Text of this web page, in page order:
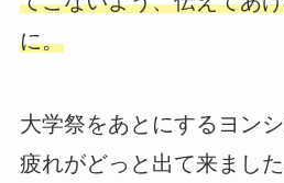
に。
大学祭をあとにするヨンシ
疲れがどっと出て来ました